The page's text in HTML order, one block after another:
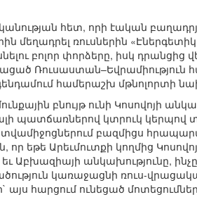
հետ, որի էական
մեղադրել ռուսներին
բոլոր փորձերը, իսկ դրանցից
Ռուսաստան–Եվրամիություն
համերաշխ
բնույթ ունի Կոսովոյի
պատճառներով կտրուկ կերպով
բազմիցս
որ եթե Արեւմուտքի կողմից
Աբխազիայի անկախությունը,
կառաջացնի ռուս-
հարցում ունեցած